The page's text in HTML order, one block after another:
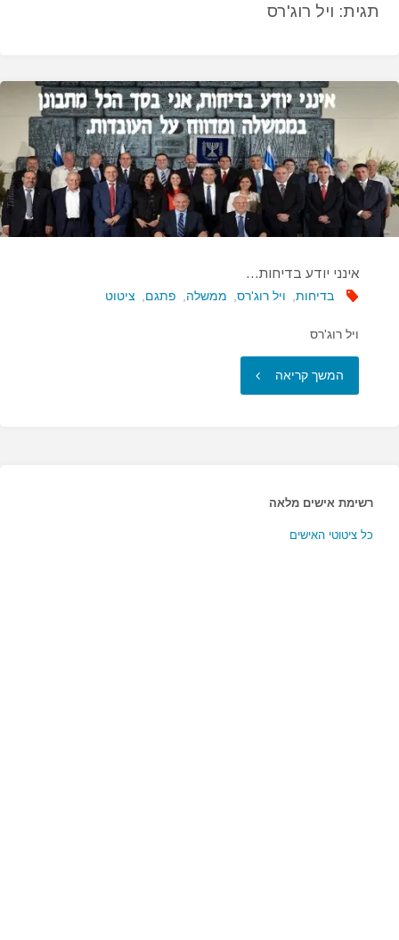
תגית: ויל רוג'רס
אינני יודע בדיחות…
בדיחות, ויל רוג'רס, ממשלה, פתגם, ציטוט
ויל רוג'רס
המשך קריאה "אינני
רשימת אישים מלאה
כל ציטוטי האישים